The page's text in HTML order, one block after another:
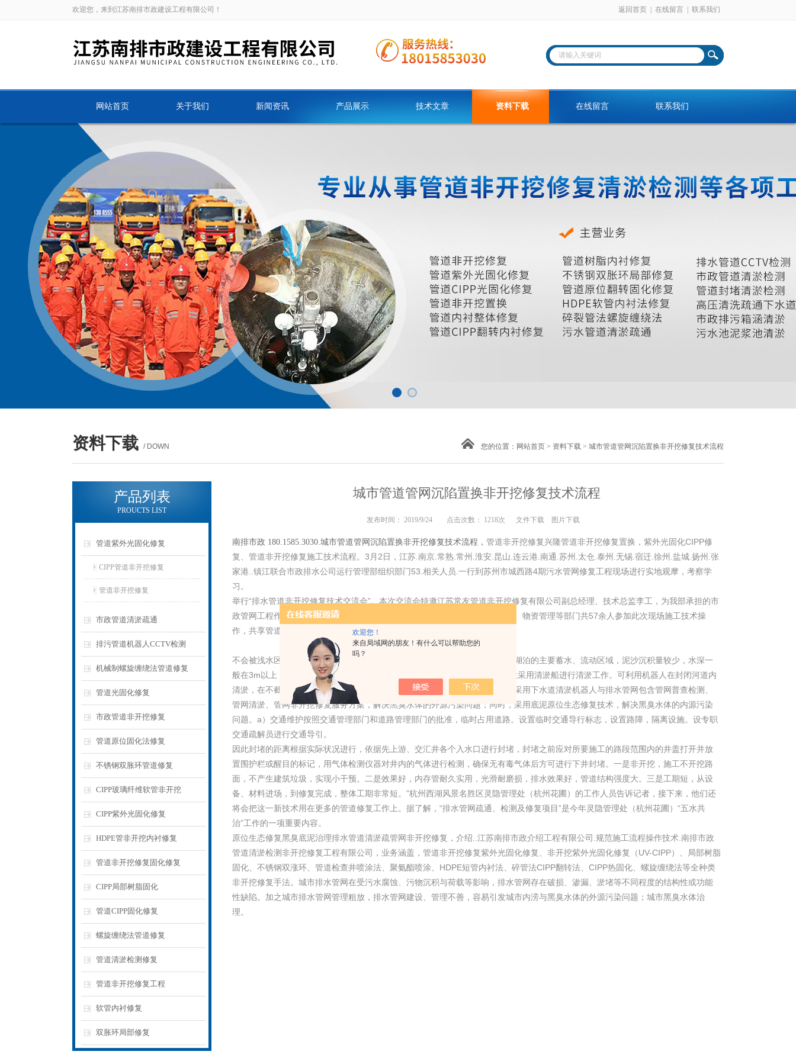
欢迎您！
来自局域网的朋友！有什么可以帮助您的
吗？
欢迎您，来到江苏南排市政建设工程有限公司！ 返回首页 在线留言 联系我们
网站首页 关于我们 新闻资讯 产品展示 技术文章 资料下载 在线留言 联系我们
资料下载 / DOWN 您的位置： 网站首页 > 资料下载 > 城市管道管网沉陷置换非开挖修复技术流程
产品列表
PROUCTS LIST
管道紫外光固化修复
CIPP管道非开挖修复
管道非开挖修复
市政管道清淤疏通
排污管道机器人CCTV检测
机械制螺旋缠绕法管道修复
管道光固化修复
市政管道非开挖修复
管道原位固化法修复
不锈钢双胀环管道修复
CIPP玻璃纤维软管非开挖
CIPP紫外光固化修复
HDPE管非开挖内衬修复
管道非开挖修复固化修复
CIPP局部树脂固化
管道CIPP固化修复
螺旋缠绕法管道修复
管道清淤检测修复
管道非开挖修复工程
软管内衬修复
双胀环局部修复
城市管道管网沉陷置换非开挖修复技术流程
发布时间： 2019/9/24 点击次数： 1218次 文件下载 图片下载
南排市政 180.1585.3030.城市管道管网沉陷置换非开挖修复技术流程， 管道非开挖修复兴隆管道非开挖修复置换，紫外光固化CIPP修
复、管道非开挖修复施工技术流程。3月2日，江苏.南京.常熟.常州.淮安.昆山.连云港.南通.苏州.太仓.泰州.无锡.宿迁.徐州.盐城.扬州.张
家港..镇江联合市政排水公司运行管理部组织部门53.相关人员.一行到苏州市城西路4期污水管网修复工程现场进行实地观摩，考察学
习。
举行“排水管道非开挖修复技术交流会”。本次交流会特邀江苏常友管道非开挖修复有限公司副总经理、技术总监李工，为我部承担的市
政管网工程作技术储备。苏州市施工总承包部技术、经营、质量、安全、施工、物资管理等部门共57余人参加此次现场施工技术操
作，共享管道非开挖修复技术特色资源。
不会被浅水区的浮岛、水生植物、水深等特点限制。河湖深水区一般为河道、湖泊的主要蓄水、流动区域，泥沙沉积量较少，水深一
般在3m以上，较小的水域面积采用水上挖机进行机械挖掘清理，水域面积过大采用清淤船进行清淤工作。可利用机器人在封闭河道内
清淤，在不截流不的情况下，将高浓度的淤泥挖掘并输送到岸上进行固化。可采用下水道清淤机器人与排水管网包含管网普查检测、
管网清淤、管网非开挖修复服务方案，解决黑臭水体的外源污染问题；同时，采用底泥原位生态修复技术，解决黑臭水体的内源污染
问题。a）交通维护按照交通管理部门和道路管理部门的批准，临时占用道路。设置临时交通导行标志，设置路障，隔离设施。设专职
交通疏解员进行交通导引。
因此封堵的距离根据实际状况进行，依据先上游、交汇井各个入水口进行封堵，封堵之前应对所要施工的路段范围内的井盖打开并放
置围护栏或醒目的标记，用气体检测仪器对井内的气体进行检测，确保无有毒气体后方可进行下井封堵。一是非开挖，施工不开挖路
面，不产生建筑垃圾，实现小干预。二是效果好，内存管耐久实用，光滑耐磨损，排水效果好，管道结构强度大。三是工期短，从设
备、材料进场，到修复完成，整体工期非常短。”杭州西湖风景名胜区灵隐管理处（杭州花圃）的工作人员告诉记者，接下来，他们还
将会把这一新技术用在更多的管道修复工作上。据了解，“排水管网疏通、检测及修复项目”是今年灵隐管理处（杭州花圃）“五水共
治”工作的一项重要内容。
原位生态修复黑臭底泥治理排水管道清淤疏管网非开挖修复，介绍..江苏南排市政介绍工程有限公司.规范施工流程操作技术.南排市政
管道清淤检测非开挖修复工程有限公司，业务涵盖，管道非开挖修复紫外光固化修复、非开挖紫外光固化修复（UV-CIPP）、局部树脂
固化、不锈钢双涨环、管道检查井喷涂法、聚氨酯喷涂、HDPE短管内衬法、碎管法CIPP翻转法、CIPP热固化、螺旋缠绕法等全种类
非开挖修复手法。城市排水管网在受污水腐蚀、污物沉积与荷载等影响，排水管网存在破损、渗漏、淤堵等不同程度的结构性或功能
性缺陷。加之城市排水管网管理粗放，排水管网建设、管理不善，容易引发城市内涝与黑臭水体的外源污染问题；城市黑臭水体治
理。